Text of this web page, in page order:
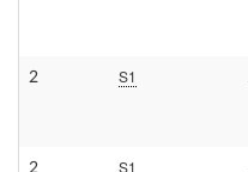
2 S1
2 S1